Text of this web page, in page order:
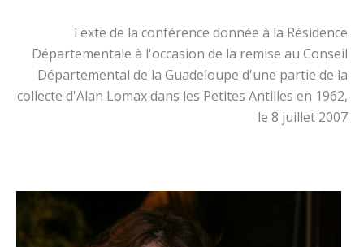
Texte de la conférence donnée à la Résidence
Départementale à l'occasion de la remise au Conseil
Départemental de la Guadeloupe d'une partie de la
collecte d'Alan Lomax dans les Petites Antilles en 1962,
le 8 juillet 2007